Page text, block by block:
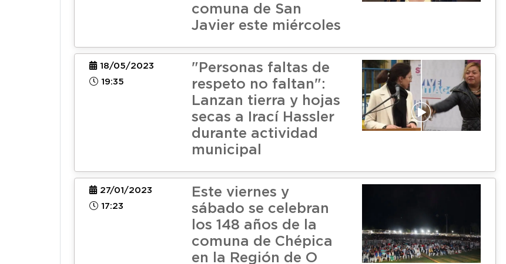
comuna de San
Javier este miércoles
18/05/2023
19:35
"Personas faltas de
respeto no faltan":
Lanzan tierra y hojas
secas a Irací Hassler
durante actividad
municipal
27/01/2023
17:23
Este viernes y
sábado se celebran
los 148 años de la
comuna de Chépica
en la Región de O